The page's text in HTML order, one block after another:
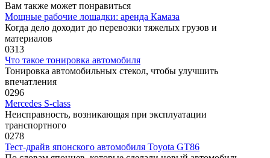
Вам также может понравиться
Мощные рабочие лошадки: аренда Камаза
Когда дело доходит до перевозки тяжелых грузов и
материалов
0313
Что такое тонировка автомобиля
Тонировка автомобильных стекол, чтобы улучшить
впечатления
0296
Mercedes S-class
Неисправность, возникающая при эксплуатации
транспортного
0278
Тест-драйв японского автомобиля Toyota GT86